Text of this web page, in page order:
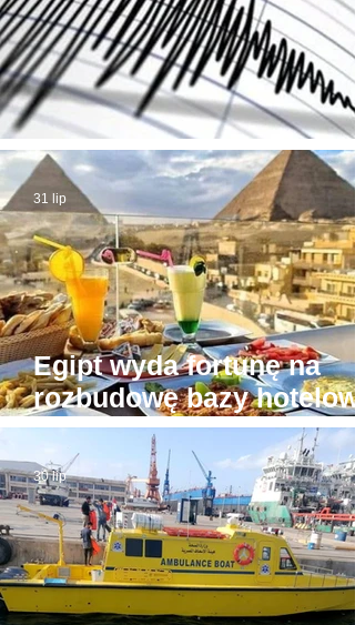
Trzęsienie ziemi w
Egipt wyda fortunę na
rozbudowę bazy
wokół Piramid w Gizie
31 lip
30 lip